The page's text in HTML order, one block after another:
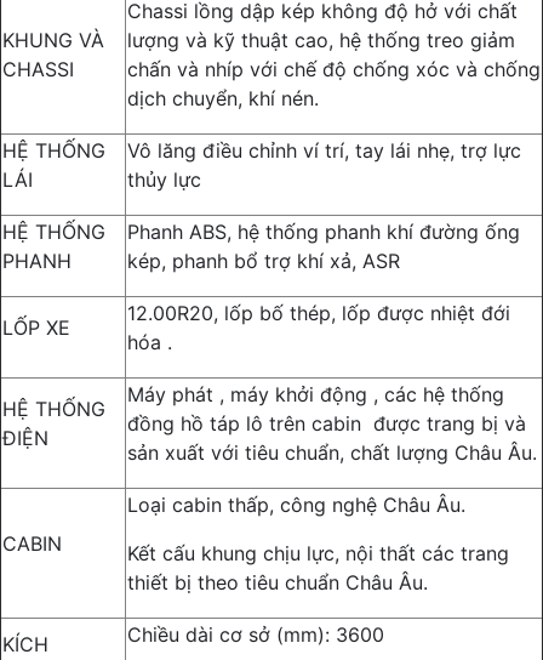
KHUNG VÀ
CHASSI
Chassi lồng dập kép không độ hở với chất
lượng và kỹ thuật cao, hệ thống treo giảm
chấn và nhíp với chế độ chống xóc và chống
dịch chuyển, khí nén.
HỆ THỐNG
LÁI
Vô lăng điều chỉnh ví trí, tay lái nhẹ, trợ lực
thủy lực
HỆ THỐNG
PHANH
Phanh ABS, hệ thống phanh khí đường ống
kép, phanh bổ trợ khí xả, ASR
LỐP XE
12.00R20, lốp bố thép, lốp được nhiệt đới
hóa .
HỆ THỐNG
ĐIỆN
Máy phát , máy khởi động , các hệ thống
đồng hồ táp lô trên cabin được trang bị và
sản xuất với tiêu chuẩn, chất lượng Châu Âu.
CABIN
Loại cabin thấp, công nghệ Châu Âu.
Kết cấu khung chịu lực, nội thất các trang
thiết bị theo tiêu chuẩn Châu Âu.
KÍCH
Chiều dài cơ sở (mm): 3600